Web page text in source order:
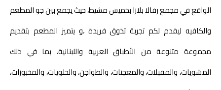
الواقع في مجمع رفالا بلازا بخميس مشيط، حيث يجمع بين جو المطعم
والكافيه ليقدم لكم تجربة تذوق فريدة ،و يتميز المطعم بتقديم
مجموعة متنوعة من الأطباق العربية واللبنانية، بما في ذلك
المشويات، والمقبلات، والمعجنات، والطواجن، والحلويات، والمخبوزات،